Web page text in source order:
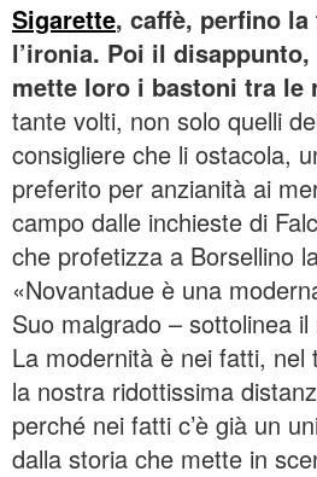
Sigarette, caffè, perfino
l’ironia. Poi il disappunto,
mette loro i bastoni tra le
tante volti, non solo quelli
consigliere che li ostacola,
preferito per anzianità ai
campo dalle inchieste di
che profetizza a Borsellino
«Novantadue è una
Suo malgrado – sottolinea
La modernità è nei fatti, nel
la nostra ridottissima
perché nei fatti c’è già un
dalla storia che mette in